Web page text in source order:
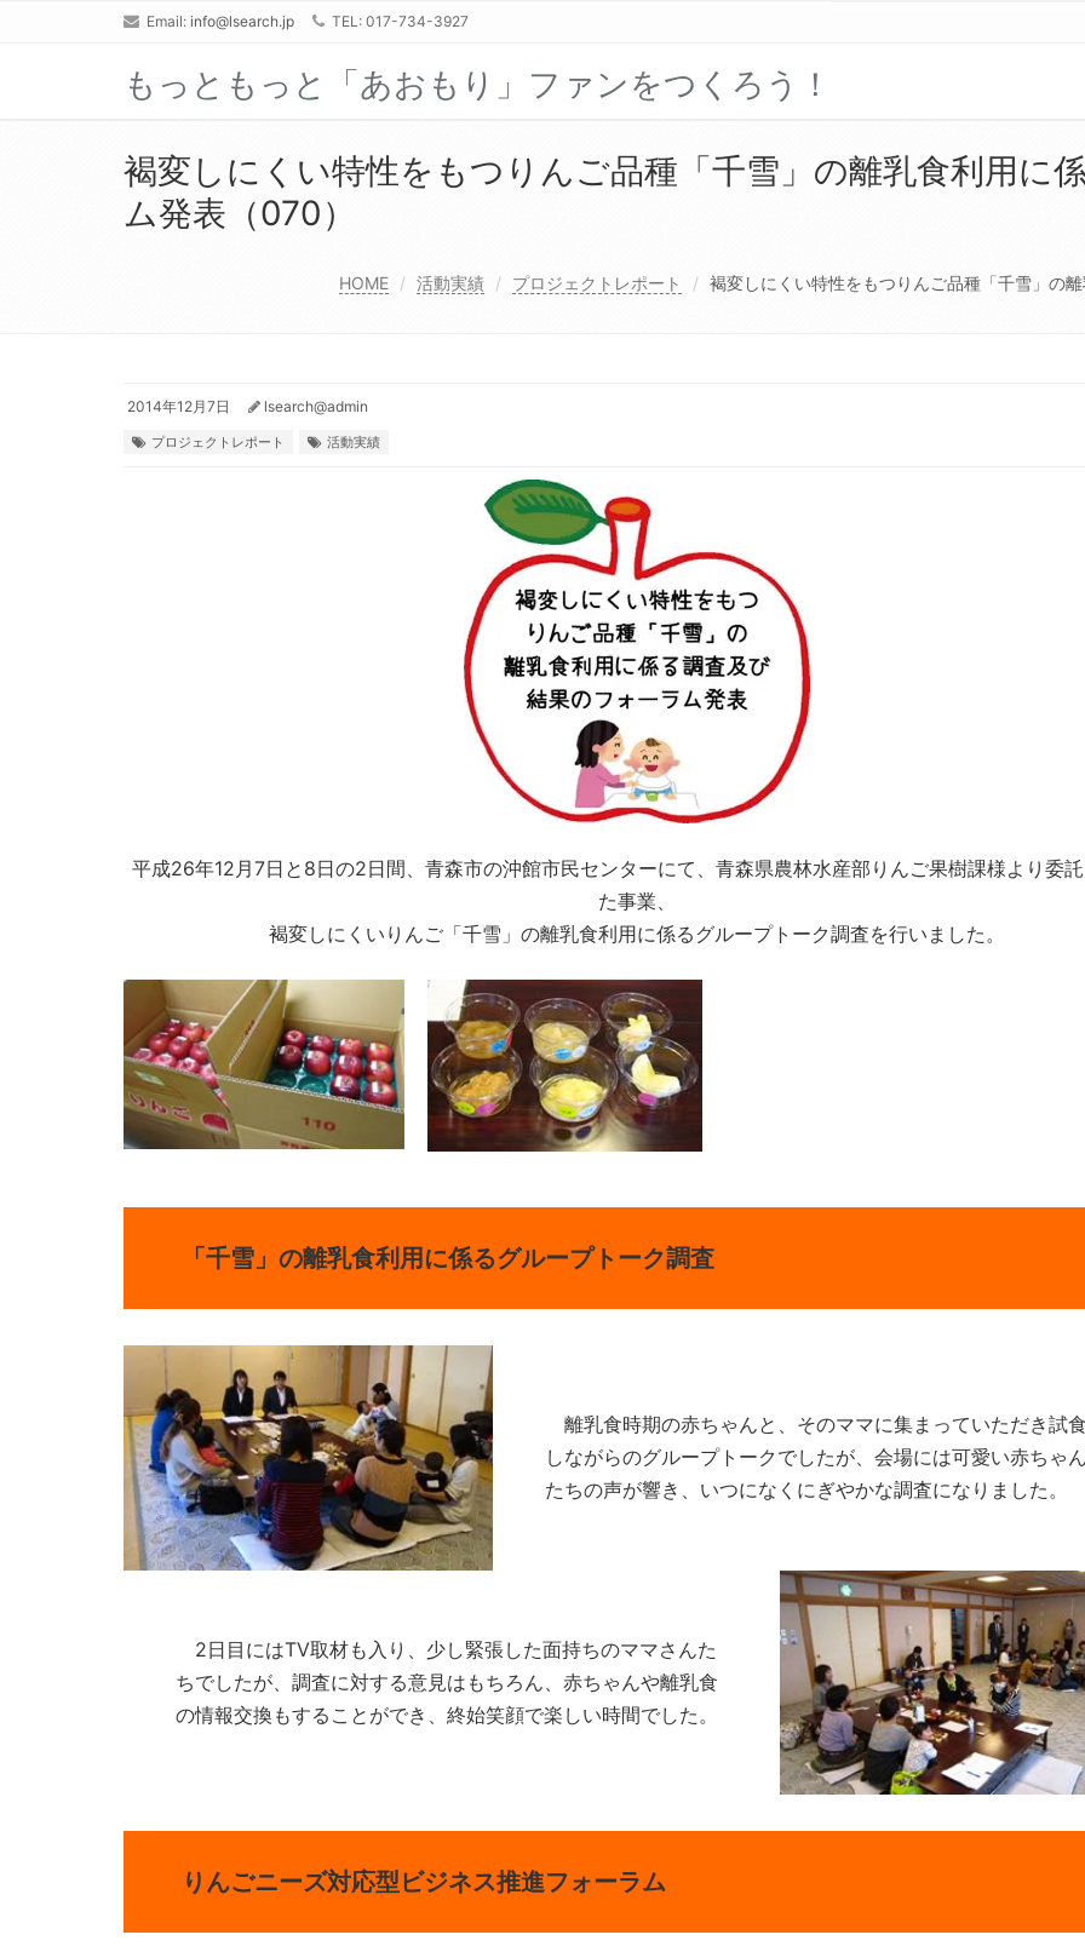
Email: info@lsearch.jp TEL: 017-734-3927
もっともっと「あおもり」ファンをつくろう！
褐変しにくい特性をもつりんご品種「千雪」の離乳食利用に
ム発表（070）
HOME 活動実績 プロジェクトレポート 褐変しにくい特性をもつりんご品種「千雪」の
2014年12月7日 lsearch@admin
プロジェクトレポート 活動実績
平成26年12月7日と8日の2日間、青森市の沖館市民センターにて、青森県農林水産部りんご果樹課様より委
た事業、
褐変しにくいりんご「千雪」の離乳食利用に係るグループトーク調査を行いました。
「千雪」の離乳食利用に係るグループトーク調査
離乳食時期の赤ちゃんと、そのママに集まっていただき試
しながらのグループトークでしたが、会場には可愛い赤ちゃ
たちの声が響き、いつになくにぎやかな調査になりました。
2日目にはTV取材も入り、少し緊張した面持ちのママさんた
ちでしたが、調査に対する意見はもちろん、赤ちゃんや離乳食
の情報交換もすることができ、終始笑顔で楽しい時間でした。
りんごニーズ対応型ビジネス推進フォーラム